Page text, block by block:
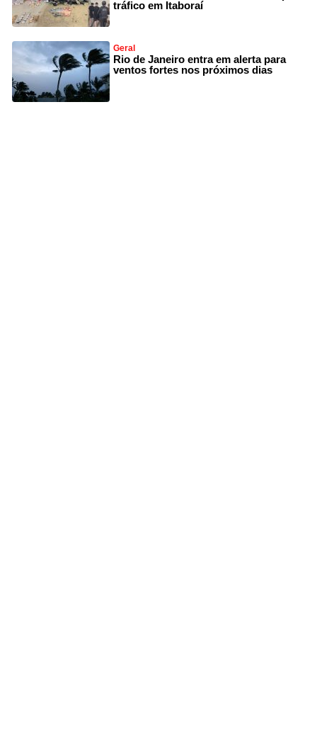
tráfico em Itaboraí
Geral
Rio de Janeiro entra em alerta para
ventos fortes nos próximos dias